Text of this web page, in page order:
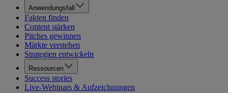
Anwendungsfall
Fakten finden
Content stärken
Pitches gewinnen
Märkte verstehen
Strategien entwickeln
Ressourcen
Success stories
Live-Webinars & Aufzeichnungen